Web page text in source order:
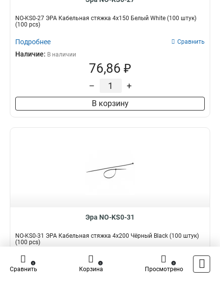
NO-KS0-27 ЭРА Кабельная стяжка 4х150 Белый White (100 штук)
(100 pcs)
Подробнее Сравнить
Наличие: В наличии
76,86 ₽
– +
В корзину
Эра NO-KS0-31
NO-KS0-31 ЭРА Кабельная стяжка 4x200 Чёрный Black (100 штук)
(100 pcs)
Подробнее Сравнить
Наличие:
Сравнить
0
Корзина
0
Просмотрено
0